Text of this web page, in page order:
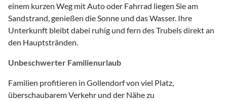
einem kurzen Weg mit Auto oder Fahrrad liegen Sie am
Sandstrand, genießen die Sonne und das Wasser. Ihre
Unterkunft bleibt dabei ruhig und fern des Trubels direkt an
den Hauptstränden.
Unbeschwerter Familienurlaub
Familien profitieren in Gollendorf von viel Platz,
überschaubarem Verkehr und der Nähe zu